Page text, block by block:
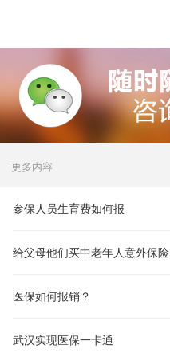
更多内容
参保人员生育费如何报
给父母他们买中老年人意外保险
医保如何报销？
武汉实现医保一卡通